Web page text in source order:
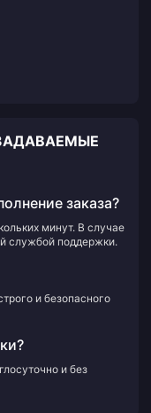
ЗАДАВАЕМЫЕ
заказа?
минут. В случае
службой поддержки.
и безопасного
и без